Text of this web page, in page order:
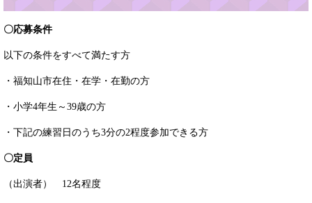
〇応募条件
以下の条件をすべて満たす方
・福知山市在住・在学・在勤の方
・小学4年生～39歳の方
・下記の練習日のうち3分の2程度参加できる方
〇定員
（出演者） 12名程度